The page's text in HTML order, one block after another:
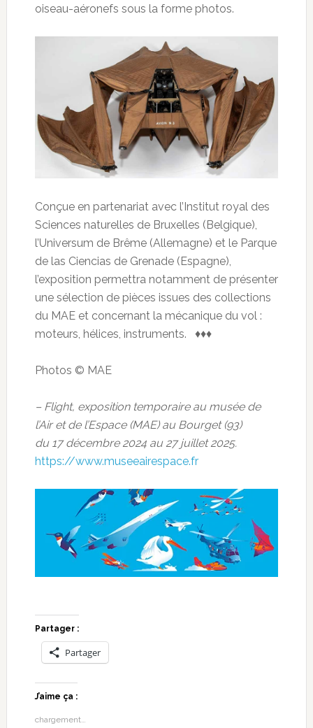
oiseau-aéronefs sous la forme photos.
Conçue en partenariat avec l’Institut royal des
Sciences naturelles de Bruxelles (Belgique),
l’Universum de Brême (Allemagne) et le Parque
de las Ciencias de Grenade (Espagne),
l’exposition permettra notamment de présenter
une sélection de pièces issues des collections
du MAE et concernant la mécanique du vol :
moteurs, hélices, instruments. ♦♦♦
Photos © MAE
– Flight, exposition temporaire au musée de
l’Air et de l’Espace (MAE) au Bourget (93)
du 17 décembre 2024 au 27 juillet 2025.
https://www.museeairespace.fr
Partager :
Partager
J’aime ça :
chargement…